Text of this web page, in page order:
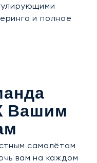
и полное
Вашим
самолётам
вам на каждом